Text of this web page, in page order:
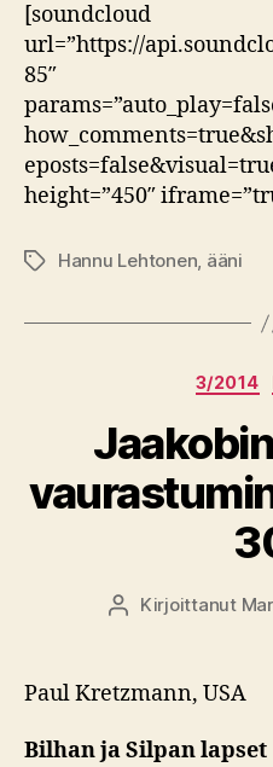
[soundcloud
url=”https://
85″
height=”450″
Avainsanat
Hannu Lehtonen, ääni
3/2014
Kirjoittaja
Kirjoittanut
Paul Kretzmann, USA
Bilhan ja Silpan lapset